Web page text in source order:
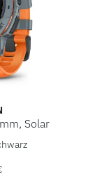
Solar
3 – 50 mm,